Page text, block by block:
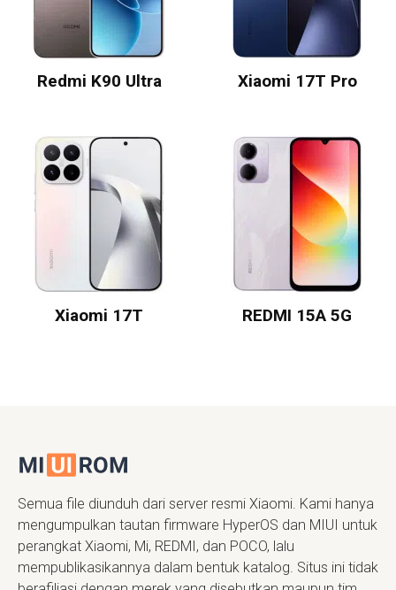
Redmi K90 Ultra Xiaomi 17T Pro
Xiaomi 17T REDMI 15A 5G
Semua file diunduh dari server resmi Xiaomi. Kami hanya
mengumpulkan tautan firmware HyperOS dan MIUI untuk
perangkat Xiaomi, Mi, REDMI, dan POCO, lalu
mempublikasikannya dalam bentuk katalog. Situs ini tidak